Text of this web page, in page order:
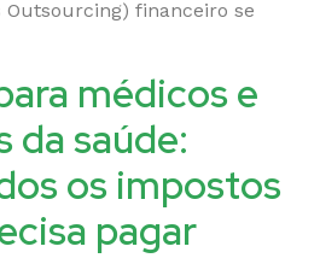
Outsourcing) financeiro se
médicos e
da saúde:
os impostos
pagar